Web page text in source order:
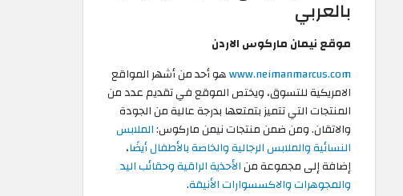
بالعربي
موقع نيمان ماركوس الاردن
www.neimanmarcus.comهو أحد من أشهر المواقع
الامريكية للتسوق، ويختص الموقع في تقديم عدد من
المنتجات التي تتميز بتمتعها بدرجة عالية من الجودة
والاتقان. ومن ضمن منتجات نيمن ماركوس:الملابس
النسائيةوالملابس الرجاليةوالخاصة بالأطفال أيضًا،
إضافة إلى مجموعة منالأحذية الراقيةوحقائب اليد
والمجوهرات والاكسسوارات الأنيقة.